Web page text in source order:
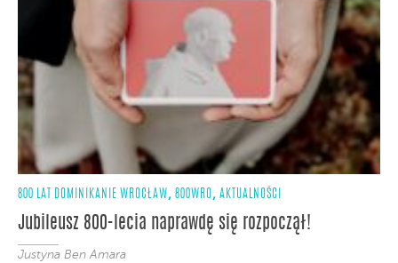
800 LAT DOMINIKANIE WROCŁAW, 800WRO, AKTUALNOŚCI
Jubileusz 800-lecia naprawdę się rozpoczął!
Justyna Ben Amara